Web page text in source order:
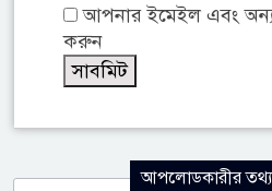
আপনার ইমেইল এবং
করুন
আপলোডকারীর তথ্য